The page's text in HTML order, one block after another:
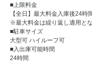
■上限料金
【全日】最大料金入庫後24時
※最大料金は繰り返し適用とな
■駐車サイズ
大型可 ハイルーフ可
■入出庫可能時間
24時間